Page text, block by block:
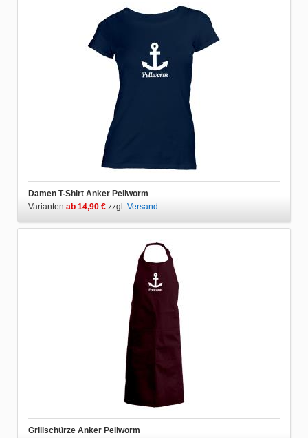
Damen T-Shirt Anker Pellworm
Varianten ab 14,90 € zzgl. Versand
Grillschürze Anker Pellworm